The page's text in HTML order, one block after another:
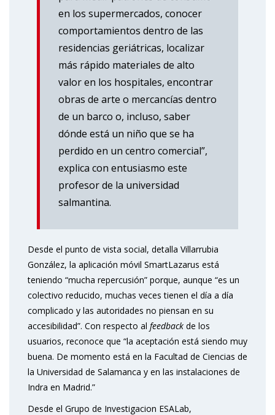
en los supermercados, conocer
comportamientos dentro de las
residencias geriátricas, localizar
más rápido materiales de alto
valor en los hospitales, encontrar
obras de arte o mercancías dentro
de un barco o, incluso, saber
dónde está un niño que se ha
perdido en un centro comercial”,
explica con entusiasmo este
profesor de la universidad
salmantina.
Desde el punto de vista social, detalla Villarrubia
González, la aplicación móvil SmartLazarus está
teniendo “mucha repercusión” porque, aunque “es un
colectivo reducido, muchas veces tienen el día a día
complicado y las autoridades no piensan en su
accesibilidad”. Con respecto al feedback de los
usuarios, reconoce que “la aceptación está siendo muy
buena. De momento está en la Facultad de Ciencias de
la Universidad de Salamanca y en las instalaciones de
Indra en Madrid.”
Desde el Grupo de Investigacion ESALab,